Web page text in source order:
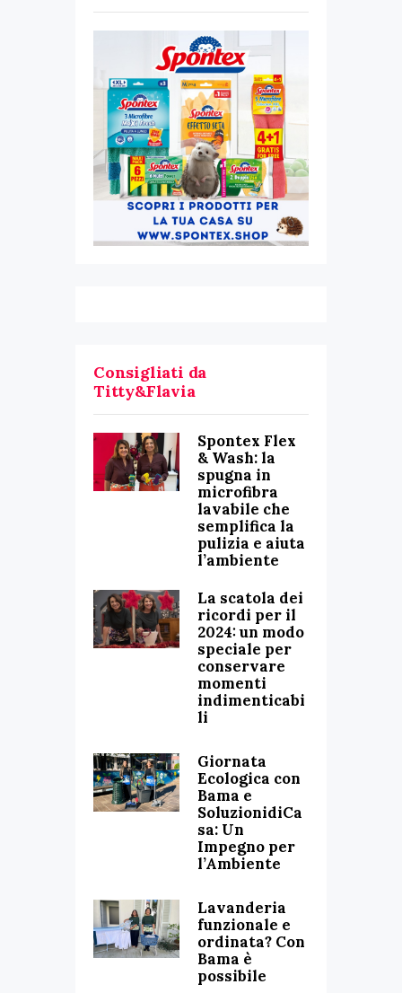
Consigliati da
Titty&Flavia
Spontex Flex
& Wash: la
spugna in
microfibra
lavabile che
semplifica la
pulizia e aiuta
l’ambiente
La scatola dei
ricordi per il
2024: un modo
speciale per
conservare
momenti
indimenticabi
li
Giornata
Ecologica con
Bama e
SoluzionidiCa
sa: Un
Impegno per
l’Ambiente
Lavanderia
funzionale e
ordinata? Con
Bama è
possibile